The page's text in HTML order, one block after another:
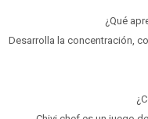
¿Qué
Desarrolla la concentración,